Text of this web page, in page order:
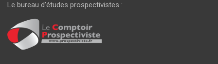
Le bureau d’études prospectivistes :